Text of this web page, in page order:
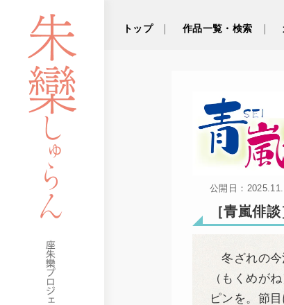
トップ 作品一覧・検索
公開日：
［青嵐俳
冬ざれの今
（もくめが
ピンを。節